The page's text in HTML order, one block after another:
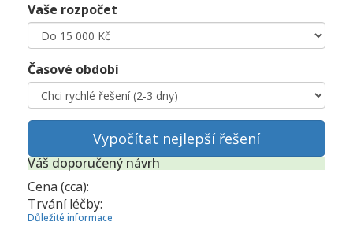
Vaše rozpočet
Časové období
Vypočítat nejlepší řešení
Váš doporučený návrh
Cena (cca):
Trvání léčby:
Důležité informace